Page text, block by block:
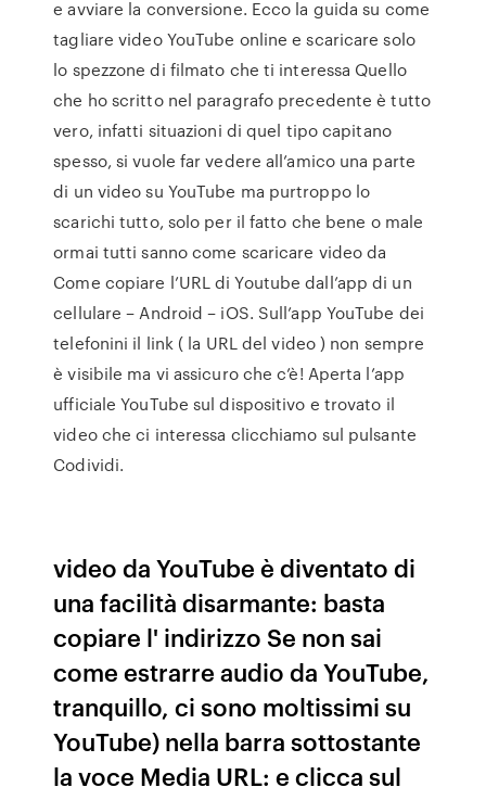
e avviare la conversione. Ecco la guida su come
tagliare video YouTube online e scaricare solo
lo spezzone di filmato che ti interessa Quello
che ho scritto nel paragrafo precedente è tutto
vero, infatti situazioni di quel tipo capitano
spesso, si vuole far vedere all’amico una parte
di un video su YouTube ma purtroppo lo
scarichi tutto, solo per il fatto che bene o male
ormai tutti sanno come scaricare video da
Come copiare l’URL di Youtube dall’app di un
cellulare – Android – iOS. Sull’app YouTube dei
telefonini il link ( la URL del video ) non sempre
è visibile ma vi assicuro che c’è! Aperta l’app
ufficiale YouTube sul dispositivo e trovato il
video che ci interessa clicchiamo sul pulsante
Codividi.
video da YouTube è diventato di
una facilità disarmante: basta
copiare l' indirizzo Se non sai
come estrarre audio da YouTube,
tranquillo, ci sono moltissimi su
YouTube) nella barra sottostante
la voce Media URL: e clicca sul